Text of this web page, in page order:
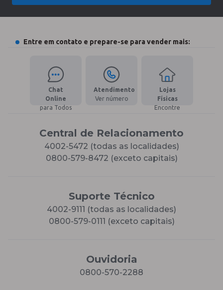
Entre em contato e prepare-se para vender mais:
Chat
Online
para Todos
Atendimento
Ver número
Lojas
Físicas
Encontre
Central de Relacionamento
4002-5472 (todas as localidades)
0800-579-8472 (exceto capitais)
Suporte Técnico
4002-9111 (todas as localidades)
0800-579-0111 (exceto capitais)
Ouvidoria
0800-570-2288